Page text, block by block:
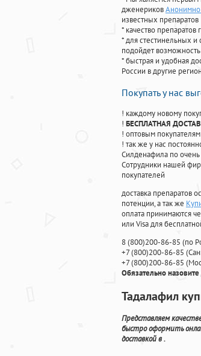
дженериковАнонимно
известных препаратов
* качество
* для стестинельных и
подойдет
* быстрая и удобная
России в другие
Покупать у нас
! каждому новому
! БЕСПЛАТНАЯ
! оптовым
! так же у нас
Силденафила по
Cотрудники нашей
покупателей
доставка препаратов
потенции, а так же
оплата принимаются
или Visa для
8(800)200-86-85 (по
+7(800)200-86-85 (
+7(800)200-86-85 (
Обязательно
Тадалафил
Представляем
быстро оформить
доставкой в .